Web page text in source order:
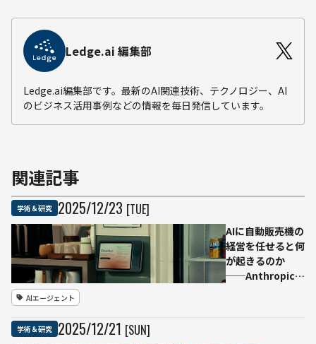
Ledge.ai 編集部
Ledge.ai編集部です。最新のAI関連技術、テクノロジー、AI
のビジネス活用事例などの情報を毎日発信しています。
関連記事
学術＆研究 2025/12/23 [TUE]
AIに自動販売機の
経営を任せると何
が起きるのか
──Anthropic、
AIエージェント
学術＆研究 2025/12/21 [SUN]